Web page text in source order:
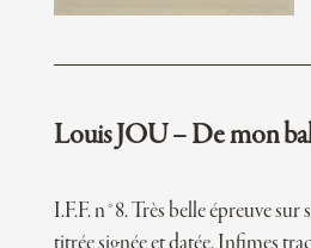
Louis JOU – De mon
I.F.F. n°8. Très belle épreuve